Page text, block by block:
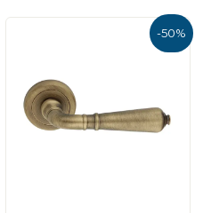
-50%